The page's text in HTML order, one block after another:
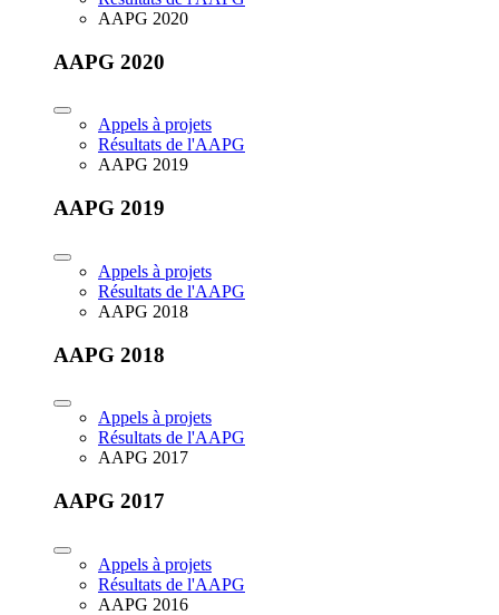
AAPG 2020
AAPG 2020
Appels à projets
Résultats de l'AAPG
AAPG 2019
AAPG 2019
Appels à projets
Résultats de l'AAPG
AAPG 2018
AAPG 2018
Appels à projets
Résultats de l'AAPG
AAPG 2017
AAPG 2017
Appels à projets
Résultats de l'AAPG
AAPG 2016